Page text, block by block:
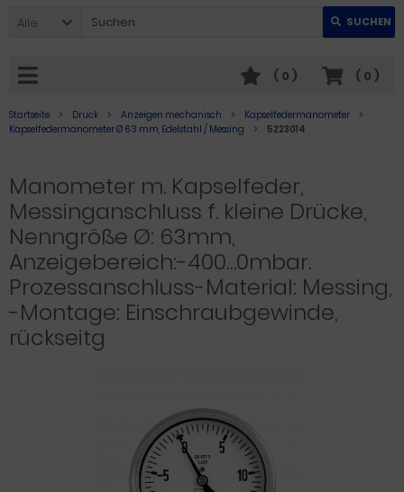
Alle SUCHEN
( 0 )
( 0 )
Startseite Druck Anzeigen mechanisch
Kapselfedermanometer
Kapselfedermanometer Ø 63 mm, Edelstahl / Messing
5223014
Manometer m. Kapselfeder,
Messinganschluss f. kleine Drücke,
Nenngröße Ø: 63mm,
Anzeigebereich:-400…0mbar.
Prozessanschluss-Material: Messing,
-Montage: Einschraubgewinde,
rückseitg